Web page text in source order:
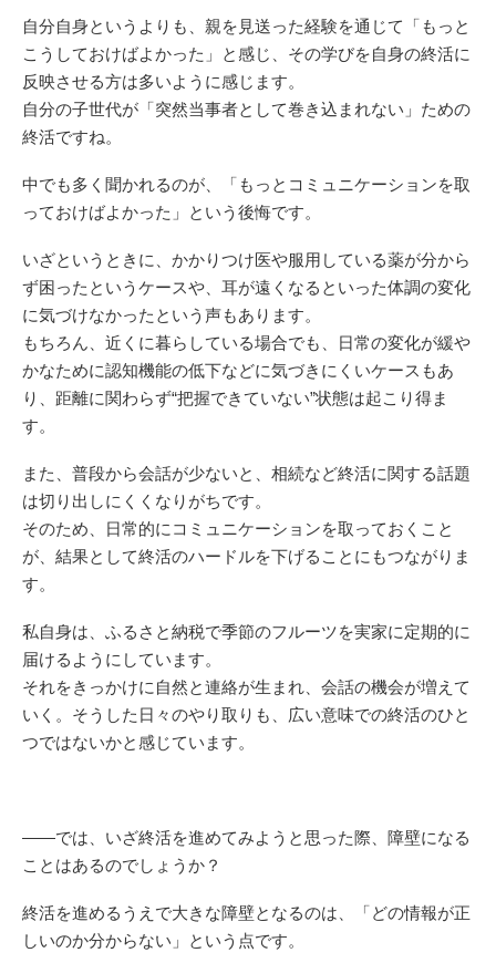
自分自身というよりも、親を見送った経験を通じて「もっと
こうしておけばよかった」と感じ、その学びを自身の終活に
反映させる方は多いように感じます。
自分の子世代が「突然当事者として巻き込まれない」ための
終活ですね。
中でも多く聞かれるのが、「もっとコミュニケーションを取
っておけばよかった」という後悔です。
いざというときに、かかりつけ医や服用している薬が分から
ず困ったというケースや、耳が遠くなるといった体調の変化
に気づけなかったという声もあります。
もちろん、近くに暮らしている場合でも、日常の変化が緩や
かなために認知機能の低下などに気づきにくいケースもあ
り、距離に関わらず“把握できていない”状態は起こり得ま
す。
また、普段から会話が少ないと、相続など終活に関する話題
は切り出しにくくなりがちです。
そのため、日常的にコミュニケーションを取っておくこと
が、結果として終活のハードルを下げることにもつながりま
す。
私自身は、ふるさと納税で季節のフルーツを実家に定期的に
届けるようにしています。
それをきっかけに自然と連絡が生まれ、会話の機会が増えて
いく。そうした日々のやり取りも、広い意味での終活のひと
つではないかと感じています。
——では、いざ終活を進めてみようと思った際、障壁になる
ことはあるのでしょうか？
終活を進めるうえで大きな障壁となるのは、「どの情報が正
しいのか分からない」という点です。